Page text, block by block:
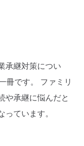
承継対策につい
冊です。 ファミリ
や承継に悩んだと
ています。